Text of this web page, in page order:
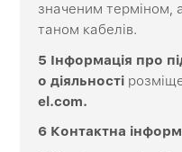
значеним терміном,
таном кабелів.
5 Інформація про
о діяльності
el.com.
6 Контактна